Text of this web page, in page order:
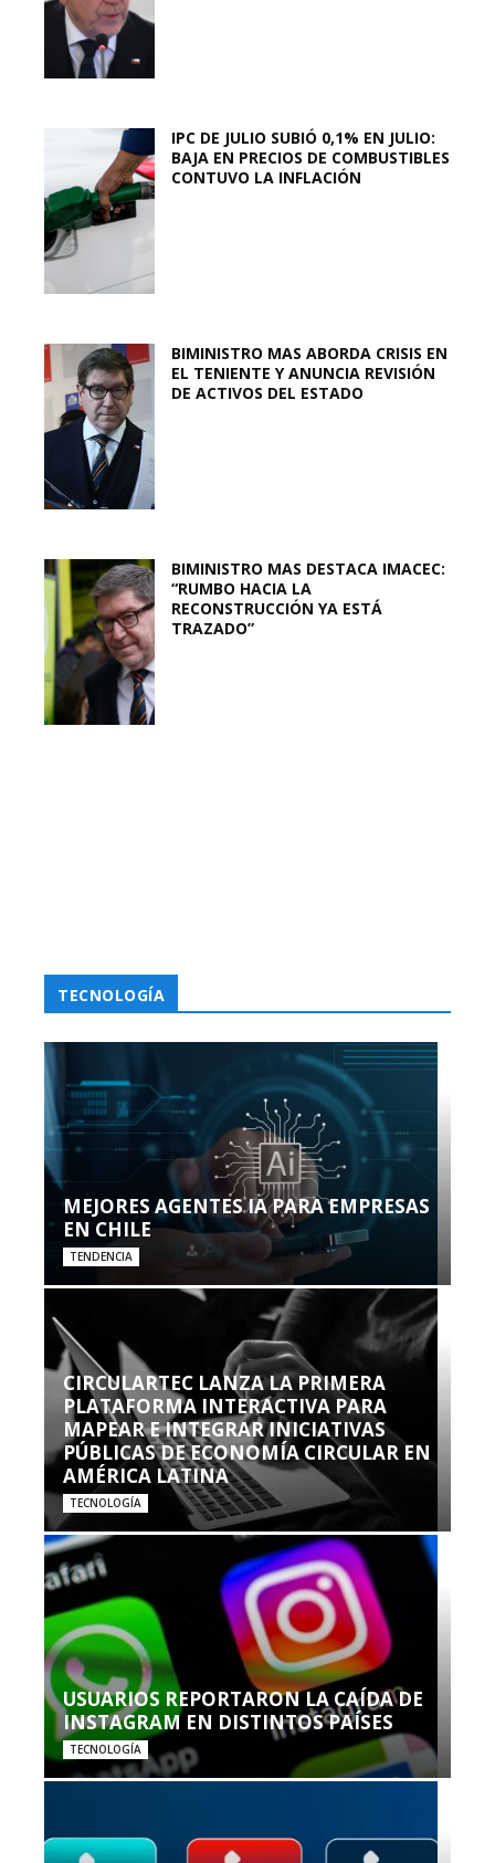
IPC DE JULIO SUBIÓ 0,1% EN JULIO:
BAJA EN PRECIOS DE COMBUSTIBLES
CONTUVO LA INFLACIÓN
BIMINISTRO MAS ABORDA CRISIS EN
EL TENIENTE Y ANUNCIA REVISIÓN
DE ACTIVOS DEL ESTADO
BIMINISTRO MAS DESTACA IMACEC:
“RUMBO HACIA LA
RECONSTRUCCIÓN YA ESTÁ
TRAZADO”
TECNOLOGÍA
MEJORES AGENTES IA PARA EMPRESAS
EN CHILE
TENDENCIA
CIRCULARTEC LANZA LA PRIMERA
PLATAFORMA INTERACTIVA PARA
MAPEAR E INTEGRAR INICIATIVAS
PÚBLICAS DE ECONOMÍA CIRCULAR EN
AMÉRICA LATINA
TECNOLOGÍA
USUARIOS REPORTARON LA CAÍDA DE
INSTAGRAM EN DISTINTOS PAÍSES
TECNOLOGÍA